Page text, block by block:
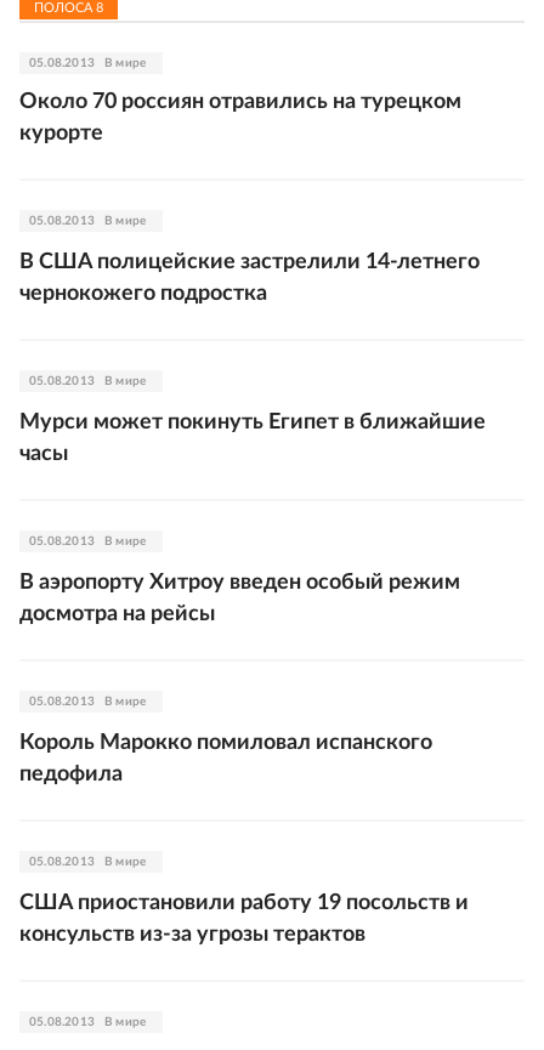
ПОЛОСА 8
05.08.2013 В мире
Около 70 россиян отравились на турецком
курорте
05.08.2013 В мире
В США полицейские застрелили 14-летнего
чернокожего подростка
05.08.2013 В мире
Мурси может покинуть Египет в ближайшие
часы
05.08.2013 В мире
В аэропорту Хитроу введен особый режим
досмотра на рейсы
05.08.2013 В мире
Король Марокко помиловал испанского
педофила
05.08.2013 В мире
США приостановили работу 19 посольств и
консульств из-за угрозы терактов
05.08.2013 В мире